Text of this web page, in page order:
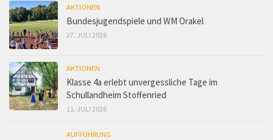
AKTIONEN
Bundesjugendspiele und WM Orakel
27. JULI 2026
AKTIONEN
Klasse 4a erlebt unvergessliche Tage im
Schullandheim Stoffenried
11. JULI 2026
AUFFÜHRUNG